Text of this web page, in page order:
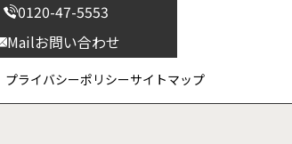
0120-47-5553
Mailお問い合わせ
プライバシーポリシーサイトマップ